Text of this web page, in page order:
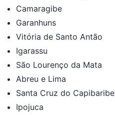
Camaragibe
Garanhuns
Vitória de Santo Antão
Igarassu
São Lourenço da Mata
Abreu e Lima
Santa Cruz do Capibaribe
Ipojuca